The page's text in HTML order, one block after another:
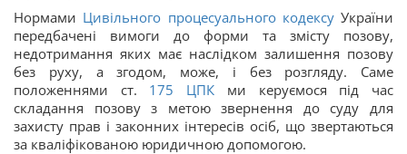
Нормами Цивільного процесуального кодексуУкраїни
передбачені вимоги до форми та змісту позову,
недотримання яких має наслідком залишення позову
без руху, а згодом, може, і без розгляду. Саме
положеннями ст. 175 ЦПК ми керуємося під час
складання позову з метою звернення до суду для
захисту прав і законних інтересів осіб, що звертаються
за кваліфікованою юридичною допомогою.